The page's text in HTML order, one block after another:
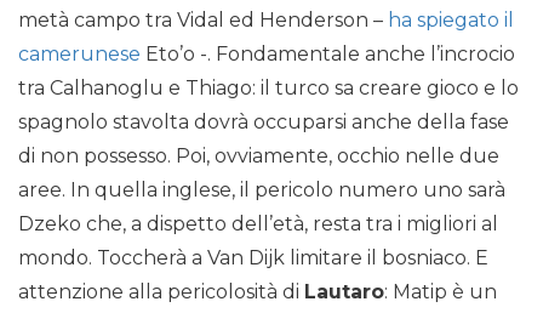
metà campo tra Vidal ed Henderson – ha spiegato il
camerunese Eto’o -. Fondamentale anche l’incrocio
tra Calhanoglu e Thiago: il turco sa creare gioco e lo
spagnolo stavolta dovrà occuparsi anche della fase
di non possesso. Poi, ovviamente, occhio nelle due
aree. In quella inglese, il pericolo numero uno sarà
Dzeko che, a dispetto dell’età, resta tra i migliori al
mondo. Toccherà a Van Dijk limitare il bosniaco. E
attenzione alla pericolosità di Lautaro: Matip è un